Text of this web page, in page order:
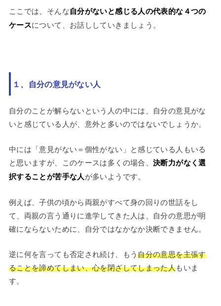
ここでは、そんな自分がないと感じる人の代表的な４つの
ケースについて、お話ししていきましょう。
１、自分の意見がない人
自分のことが解らないという人の中には、自分の意見がな
いと感じている人が、意外と多いのではないでしょうか。
中には「意見がない＝個性がない」と感じている人もいる
と思いますが、このケースは多くの場合、決断力がなく選
択することが苦手な人が多いようです。
例えば、子供の頃から両親がすべて身の回りの世話をし
て、両親の言う通りに進学してきた人は、自分の意思が明
確にならないために、自分ではなかなか決断できません。
逆に何を言っても否定され続け、もう自分の意思を主張す
ることを諦めてしまい、心を閉ざしてしまった人もいま
す。